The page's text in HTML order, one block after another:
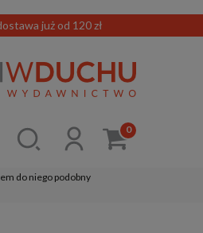
już od 120 zł
0
do niego podobny